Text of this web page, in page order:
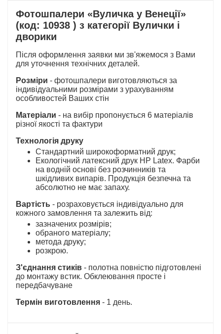
Фотошпалери «Вуличка у Венеції»
(код: 10938 ) з категорії Вулички і
дворики
Після оформлення заявки ми зв'яжемося з Вами
для уточнення технічних деталей.
Розміри - фотошпалери виготовляються за
індивідуальними розмірами з урахуванням
особливостей Ваших стін
Матеріали - на вибір пропонується 6 матеріалів
різної якості та фактури
Технологія друку
Стандартний широкоформатний друк;
Екологічний латексний друк HP Latex. Фарби
на водній основі без розчинників та
шкідливих випарів. Продукція безпечна та
абсолютно не має запаху.
Вартість - розраховується індивідуально для
кожного замовлення та залежить від:
зазначених розмірів;
обраного матеріалу;
метода друку;
розкрою.
З'єднання стиків - полотна повністю підготовлені
до монтажу встик. Обклеювання просте і
передбачуване
Термін виготовлення - 1 день.